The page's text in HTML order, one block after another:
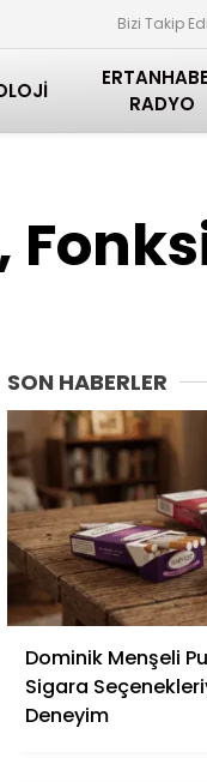
Bizi Takip
RADYO
SON HABERLER
Dominik Menşeli
Sigara
Deneyim
Adana
Adıyaman
Afyonkarahisar